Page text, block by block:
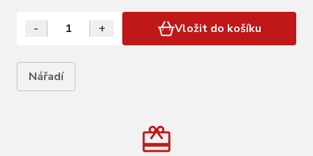
řetězu, centrovací klíče 13/14/15/16G,…
- + Vložit do košíku
Nářadí